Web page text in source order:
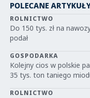
POLECANE
ROLNICTWO
Do 150 tys. zł na
podał
GOSPODARKA
Kolejny cios w polskie
35 tys. ton taniego
ROLNICTWO